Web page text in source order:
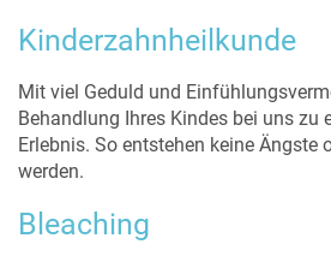
Kinderzahnheilkunde
Mit viel Geduld und
Behandlung Ihres Kindes bei uns zu
Erlebnis. So entstehen keine Ängste
werden.
Bleaching